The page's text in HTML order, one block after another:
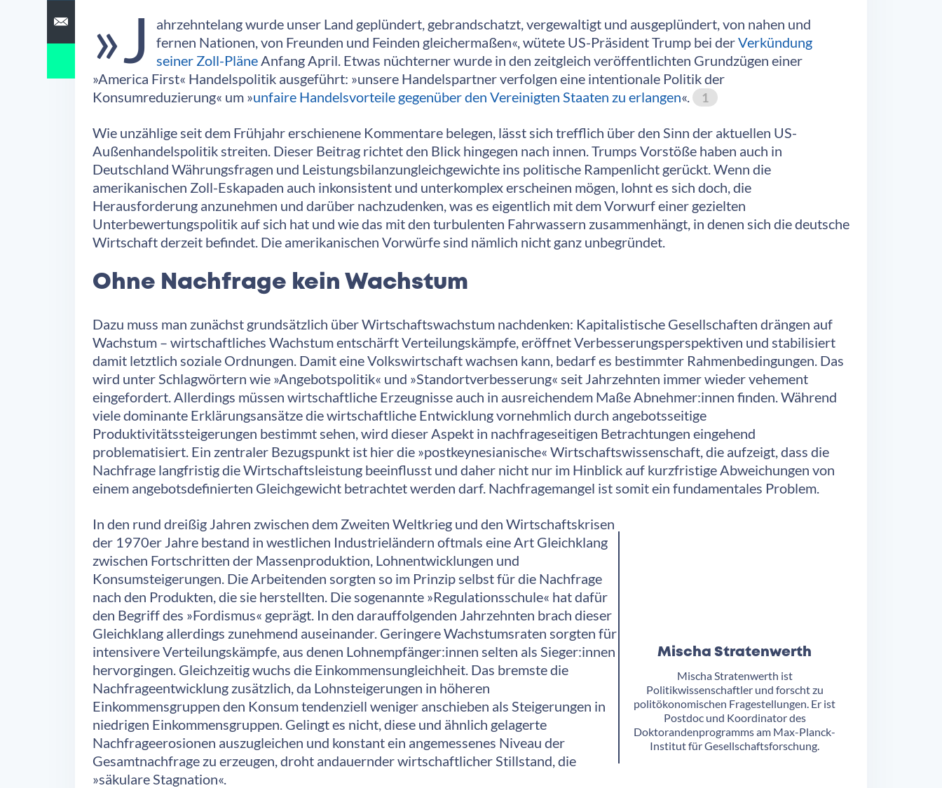
»J
ahrzehntelang wurde unser Land geplündert, gebrandschatzt, vergewaltigt und ausgeplündert, von nahen und
fernen Nationen, von Freunden und Feinden gleichermaßen«, wütete US-Präsident Trump bei derVerkündung
seiner Zoll-Pläne Anfang April. Etwas nüchterner wurde in den zeitgleich veröffentlichten Grundzügen einer
»America First« Handelspolitik ausgeführt: »unsere Handelspartner verfolgen eine intentionale Politik der
Konsumreduzierung« um »unfaire Handelsvorteile gegenüber den Vereinigten Staaten zu erlangen«. 1
Wie unzählige seit dem Frühjahr erschienene Kommentare belegen, lässt sich trefflich über den Sinn der aktuellen US-
Außenhandelspolitik streiten. Dieser Beitrag richtet den Blick hingegen nach innen. Trumps Vorstöße haben auch in
Deutschland Währungsfragen und Leistungsbilanzungleichgewichte ins politische Rampenlicht gerückt. Wenn die
amerikanischen Zoll-Eskapaden auch inkonsistent und unterkomplex erscheinen mögen, lohnt es sich doch, die
Herausforderung anzunehmen und darüber nachzudenken, was es eigentlich mit dem Vorwurf einer gezielten
Unterbewertungspolitik auf sich hat und wie das mit den turbulenten Fahrwassern zusammenhängt, in denen sich die deutsche
Wirtschaft derzeit befindet. Die amerikanischen Vorwürfe sind nämlich nicht ganz unbegründet.
Ohne Nachfrage kein Wachstum
Dazu muss man zunächst grundsätzlich über Wirtschaftswachstum nachdenken: Kapitalistische Gesellschaften drängen auf
Wachstum – wirtschaftliches Wachstum entschärft Verteilungskämpfe, eröffnet Verbesserungsperspektiven und stabilisiert
damit letztlich soziale Ordnungen. Damit eine Volkswirtschaft wachsen kann, bedarf es bestimmter Rahmenbedingungen. Das
wird unter Schlagwörtern wie »Angebotspolitik« und »Standortverbesserung« seit Jahrzehnten immer wieder vehement
eingefordert. Allerdings müssen wirtschaftliche Erzeugnisse auch in ausreichendem Maße Abnehmer:innen finden. Während
viele dominante Erklärungsansätze die wirtschaftliche Entwicklung vornehmlich durch angebotsseitige
Produktivitätssteigerungen bestimmt sehen, wird dieser Aspekt in nachfrageseitigen Betrachtungen eingehend
problematisiert. Ein zentraler Bezugspunkt ist hier die »postkeynesianische« Wirtschaftswissenschaft, die aufzeigt, dass die
Nachfrage langfristig die Wirtschaftsleistung beeinflusst und daher nicht nur im Hinblick auf kurzfristige Abweichungen von
einem angebotsdefinierten Gleichgewicht betrachtet werden darf. Nachfragemangel ist somit ein fundamentales Problem.
In den rund dreißig Jahren zwischen dem Zweiten Weltkrieg und den Wirtschaftskrisen
der 1970er Jahre bestand in westlichen Industrieländern oftmals eine Art Gleichklang
zwischen Fortschritten der Massenproduktion, Lohnentwicklungen und
Konsumsteigerungen. Die Arbeitenden sorgten so im Prinzip selbst für die Nachfrage
nach den Produkten, die sie herstellten. Die sogenannte »Regulationsschule« hat dafür
den Begriff des »Fordismus« geprägt. In den darauffolgenden Jahrzehnten brach dieser
Gleichklang allerdings zunehmend auseinander. Geringere Wachstumsraten sorgten für
intensivere Verteilungskämpfe, aus denen Lohnempfänger:innen selten als Sieger:innen
hervorgingen. Gleichzeitig wuchs die Einkommensungleichheit. Das bremste die
Nachfrageentwicklung zusätzlich, da Lohnsteigerungen in höheren
Einkommensgruppen den Konsum tendenziell weniger anschieben als Steigerungen in
niedrigen Einkommensgruppen. Gelingt es nicht, diese und ähnlich gelagerte
Nachfrageerosionen auszugleichen und konstant ein angemessenes Niveau der
Gesamtnachfrage zu erzeugen, droht andauernder wirtschaftlicher Stillstand, die
»säkulare Stagnation«.
Mischa Stratenwerth
Mischa Stratenwerth ist
Politikwissenschaftler und forscht zu
politökonomischen Fragestellungen. Er ist
Postdoc und Koordinator des
Doktorandenprogramms am Max-Planck-
Institut für Gesellschaftsforschung.